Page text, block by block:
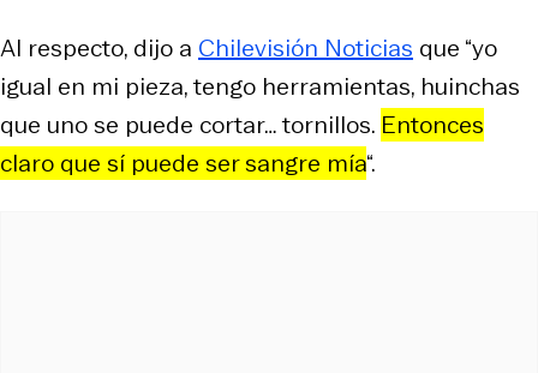
Al respecto, dijo a Chilevisión Noticias que “yo
igual en mi pieza, tengo herramientas, huinchas
que uno se puede cortar… tornillos. Entonces
claro que sí puede ser sangre mía“.